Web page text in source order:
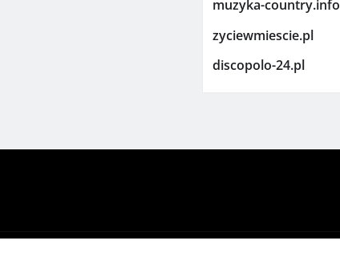
muzyka-country.info
zyciewmiescie.pl
discopolo-24.pl